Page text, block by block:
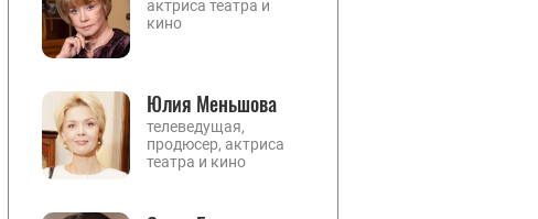
актриса театра и
кино
Юлия Меньшова
телеведущая,
продюсер, актриса
театра и кино